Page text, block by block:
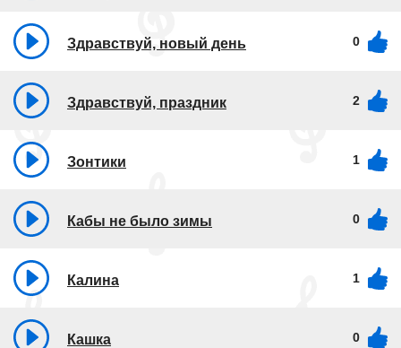
Здравствуй, новый день 0
Здравствуй, праздник 2
Зонтики 1
Кабы не было зимы 0
Калина 1
Кашка 0